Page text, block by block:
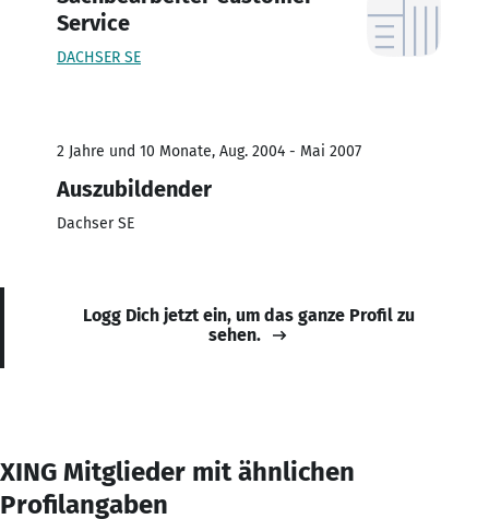
Service
DACHSER SE
2 Jahre und 10 Monate, Aug. 2004 - Mai 2007
Auszubildender
Dachser SE
Logg Dich jetzt ein, um das ganze Profil zu
sehen.
XING Mitglieder mit ähnlichen
Profilangaben